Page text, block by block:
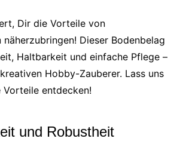
Dir die Vorteile von
Dieser Bodenbelag
Haltbarkeit und einfache Pflege –
Hobby-Zauberer. Lass uns
Vorteile entdecken!
und Robustheit